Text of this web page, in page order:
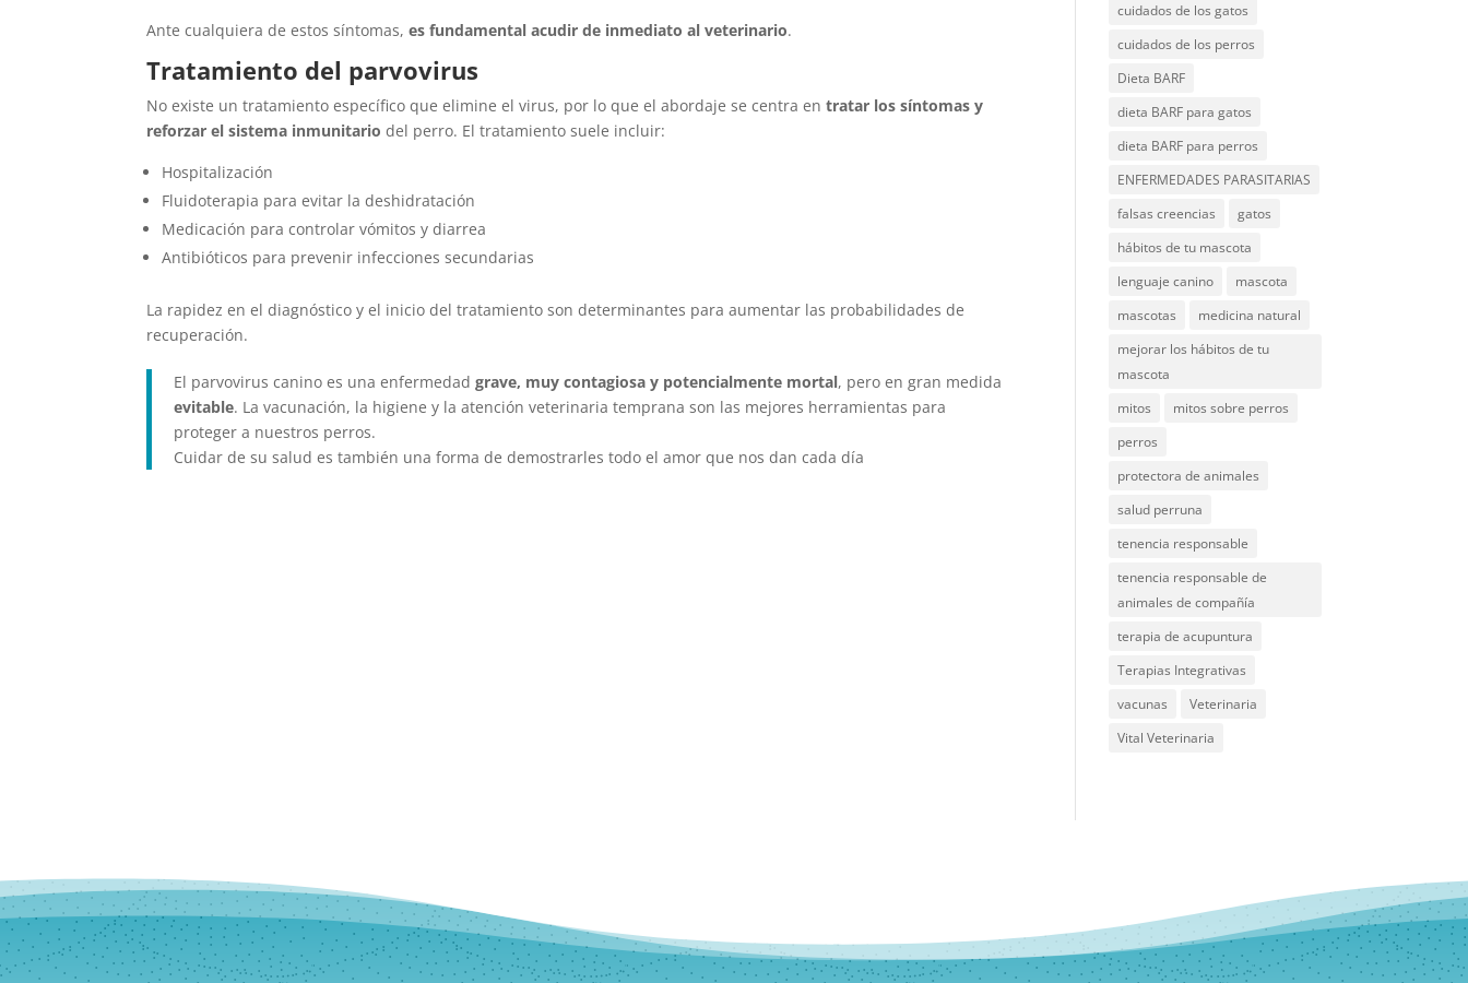
Ante cualquiera de estos síntomas,es fundamental acudir de inmediato al veterinario.
Tratamiento del parvovirus
No existe un tratamiento específico que elimine el virus, por lo que el abordaje se centra entratar los síntomas y
reforzar el sistema inmunitario del perro. El tratamiento suele incluir:
Hospitalización
Fluidoterapia para evitar la deshidratación
Medicación para controlar vómitos y diarrea
Antibióticos para prevenir infecciones secundarias
La rapidez en el diagnóstico y el inicio del tratamiento son determinantes para aumentar las probabilidades de
recuperación.
El parvovirus canino es una enfermedadgrave, muy contagiosa y potencialmente mortal, pero en gran medida
evitable. La vacunación, la higiene y la atención veterinaria temprana son las mejores herramientas para
proteger a nuestros perros.
Cuidar de su salud es también una forma de demostrarles todo el amor que nos dan cada día
cuidados de los gatos
cuidados de los perros
Dieta BARF
dieta BARF para gatos
dieta BARF para perros
ENFERMEDADES PARASITARIAS
falsas creencias
gatos
hábitos de tu mascota
lenguaje canino
mascota
mascotas
medicina natural
mejorar los hábitos de tu
mascota
mitos
mitos sobre perros
perros
protectora de animales
salud perruna
tenencia responsable
tenencia responsable de
animales de compañía
terapia de acupuntura
Terapias Integrativas
vacunas
Veterinaria
Vital Veterinaria